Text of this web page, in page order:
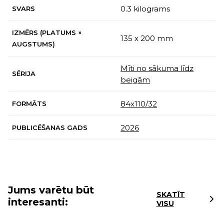
SVARS 0.3 kilograms
IZMĒRS (PLATUMS ×
AUGSTUMS)
135 x 200 mm
SĒRIJA
Mīti no sākuma līdz
beigām
FORMĀTS 84x110/32
PUBLICĒŠANAS GADS 2026
Jums varētu būt
interesanti:
SKATĪT
VISU